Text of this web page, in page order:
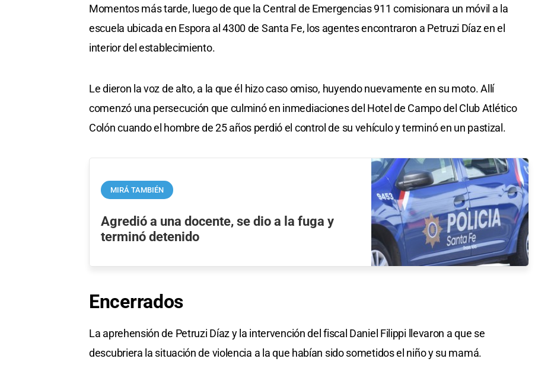
Momentos más tarde, luego de que la Central de Emergencias 911 comisionara un móvil a la
escuela ubicada en Espora al 4300 de Santa Fe, los agentes encontraron a Petruzi Díaz en el
interior del establecimiento.
Le dieron la voz de alto, a la que él hizo caso omiso, huyendo nuevamente en su moto. Allí
comenzó una persecución que culminó en inmediaciones del Hotel de Campo del Club Atlético
Colón cuando el hombre de 25 años perdió el control de su vehículo y terminó en un pastizal.
MIRÁ TAMBIÉN
Agredió a una docente, se dio a la fuga y
terminó detenido
Encerrados
La aprehensión de Petruzi Díaz y la intervención del fiscal Daniel Filippi llevaron a que se
descubriera la situación de violencia a la que habían sido sometidos el niño y su mamá.